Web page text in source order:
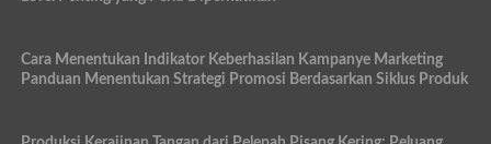
Cara Menentukan Indikator Keberhasilan Kampanye Marketing
Panduan Menentukan Strategi Promosi Berdasarkan Siklus Produk